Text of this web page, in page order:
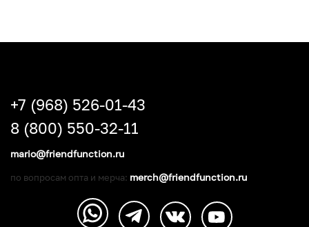
+7 (968) 526-01-43
8 (800) 550-32-11
mario@friendfunction.ru
по вопросам опта и мерча: merch@friendfunction.ru